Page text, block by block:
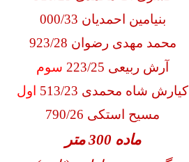
بنیامین احمدیان 000/33
محمد مهدی رضوان 923/28
آرش ربیعی 223/25
سوم
کیارش شاه محمدی 513/23
اول
مسیح استکی 790/26
ماده 300 متر